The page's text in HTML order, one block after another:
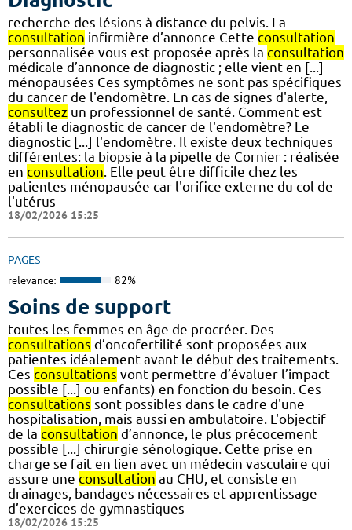
recherche des lésions à distance du pelvis. La
consultation infirmière d’annonce Cette consultation
personnalisée vous est proposée après la consultation
médicale d’annonce de diagnostic ; elle vient en [...]
ménopausées Ces symptômes ne sont pas spécifiques
du cancer de l'endomètre. En cas de signes d'alerte,
consultez un professionnel de santé. Comment est
établi le diagnostic de cancer de l'endomètre? Le
diagnostic [...] l'endomètre. Il existe deux techniques
différentes: la biopsie à la pipelle de Cornier : réalisée
en consultation. Elle peut être difficile chez les
patientes ménopausée car l'orifice externe du col de
l'utérus
18/02/2026 15:25
PAGES
relevance: 82%
Soins de support
toutes les femmes en âge de procréer. Des
consultations d’oncofertilité sont proposées aux
patientes idéalement avant le début des traitements.
Ces consultations vont permettre d’évaluer l’impact
possible [...] ou enfants) en fonction du besoin. Ces
consultations sont possibles dans le cadre d'une
hospitalisation, mais aussi en ambulatoire. L'objectif
de la consultation d’annonce, le plus précocement
possible [...] chirurgie sénologique. Cette prise en
charge se fait en lien avec un médecin vasculaire qui
assure une consultation au CHU, et consiste en
drainages, bandages nécessaires et apprentissage
d’exercices de gymnastiques
18/02/2026 15:25